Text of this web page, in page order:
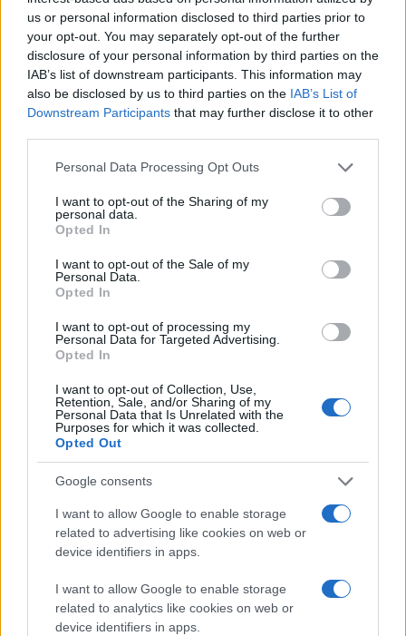
us or personal information disclosed to third parties prior to
your opt-out. You may separately opt-out of the further
disclosure of your personal information by third parties on the
IAB’s list of downstream participants. This information may
also be disclosed by us to third parties on the IAB’s List of
Downstream Participants that may further disclose it to other
Please note that this website/app uses one or more Google
not limited to your visit or usage behaviour. You may click to
grant or deny consent to Google and its third-party tags to
use your data for below specified purposes in below Google
consent section.
Personal Data Processing Opt Outs
I want to opt-out of the Sharing of my
personal data.
Opted In
I want to opt-out of the Sale of my
Personal Data.
Opted In
I want to opt-out of processing my
Personal Data for Targeted Advertising.
Opted In
I want to opt-out of Collection, Use,
Retention, Sale, and/or Sharing of my
Personal Data that Is Unrelated with the
Purposes for which it was collected.
Opted Out
Google consents
I want to allow Google to enable storage
related to advertising like cookies on web or
device identifiers in apps.
I want to allow Google to enable storage
related to analytics like cookies on web or
device identifiers in apps.
αναζήτηση της Google
ΠΟΛΙΤΙΚΗ ΟΠΕΚΕΠΕ δικαστικά Ευρωπαϊκή Ένωση